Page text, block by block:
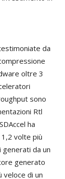
da
oltre 3
sono
Rtl
ha
volte più
generati da un
generato
veloce di un